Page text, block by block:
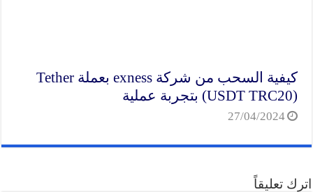
كيفية السحب من شركة exness بعملة Tether
(USDT TRC20) بتجربة عملية
27/04/2024
اترك تعليقاً